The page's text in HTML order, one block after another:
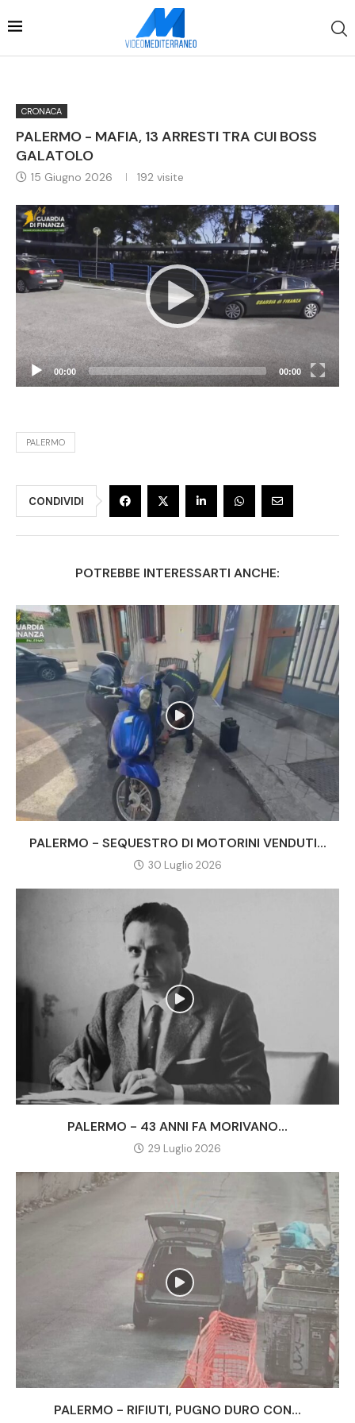
CRONACA
PALERMO - MAFIA, 13 ARRESTI TRA CUI BOSS
GALATOLO
15 Giugno 2026 192 visite
Video
Player
00:00 00:00
PALERMO
CONDIVIDI
POTREBBE INTERESSARTI ANCHE:
PALERMO - SEQUESTRO DI MOTORINI VENDUTI...
30 Luglio 2026
PALERMO - 43 ANNI FA MORIVANO...
29 Luglio 2026
PALERMO - RIFIUTI, PUGNO DURO CON...